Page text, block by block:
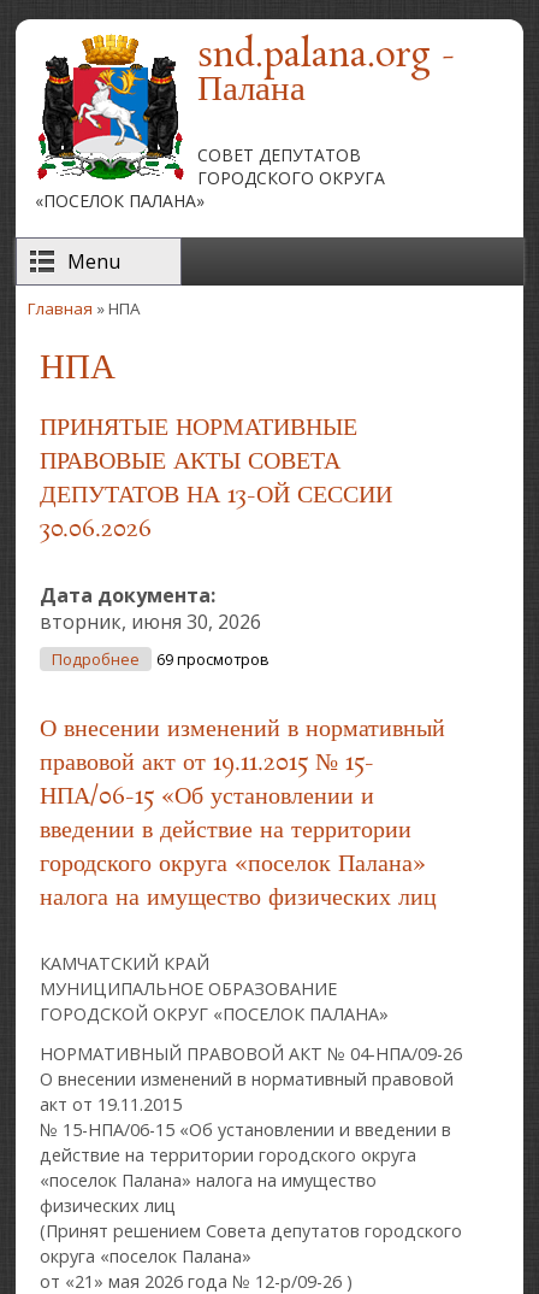
Перейти к основному содержаниюsnd.palana.org -
Палана
СОВЕТ ДЕПУТАТОВ
ГОРОДСКОГО ОКРУГА
«ПОСЕЛОК ПАЛАНА»
Menu
Главная » НПА
НПА
ПРИНЯТЫЕ НОРМАТИВНЫЕ
ПРАВОВЫЕ АКТЫ СОВЕТА
ДЕПУТАТОВ НА 13-ОЙ СЕССИИ
30.06.2026
Дата документа:
вторник, июня 30, 2026
Подробнее О ПРИНЯТЫЕ НОРМАТИВНЫЕ ПРАВОВЫЕ АКТЫ
69 просмотров
О внесении изменений в нормативный
правовой акт от 19.11.2015 № 15-
НПА/06-15 «Об установлении и
введении в действие на территории
городского округа «поселок Палана»
налога на имущество физических лиц
КАМЧАТСКИЙ КРАЙ
МУНИЦИПАЛЬНОЕ ОБРАЗОВАНИЕ
ГОРОДСКОЙ ОКРУГ «ПОСЕЛОК ПАЛАНА»
НОРМАТИВНЫЙ ПРАВОВОЙ АКТ № 04-НПА/09-26
О внесении изменений в нормативный правовой
акт от 19.11.2015
№ 15-НПА/06-15 «Об установлении и введении в
действие на территории городского округа
«поселок Палана» налога на имущество
физических лиц
(Принят решением Совета депутатов городского
округа «поселок Палана»
от «21» мая 2026 года № 12-р/09-26 )